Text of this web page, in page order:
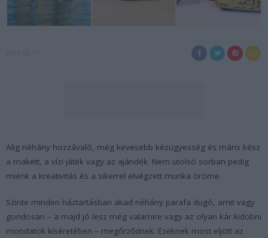
Alig néhány hozzávaló, még kevesebb kézügyesség és máris kész
a makett, a vízi játék vagy az ajándék. Nem utolsó sorban pedig
miénk a kreativitás és a sikerrel elvégzett munka öröme.
Szinte minden háztartásban akad néhány parafa dugó, amit vagy
gondosan – a majd jó lesz még valamire vagy az olyan kár kidobni
mondatok kíséretében – megőrződnek. Ezeknek most eljött az